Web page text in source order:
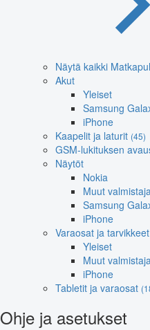
Näytä kaikki
Akut
Yleiset
Samsung
iPhone
Kaapelit ja laturit (45)
GSM-lukituksen
Näytöt
Nokia
Muut
Samsung
iPhone
Varaosat ja tarvikkeet
Yleiset
Muut
iPhone
Tabletit ja varaosat
Ohje ja asetukset